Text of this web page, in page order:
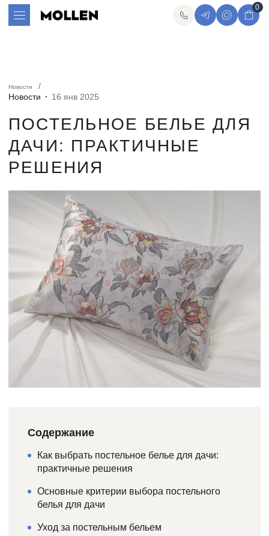
0
Новости
Новости 16 янв 2025
ПОСТЕЛЬНОЕ БЕЛЬЕ ДЛЯ
ДАЧИ: ПРАКТИЧНЫЕ
РЕШЕНИЯ
Содержание
Как выбрать постельное белье для дачи:
практичные решения
Основные критерии выбора постельного
белья для дачи
Уход за постельным бельем